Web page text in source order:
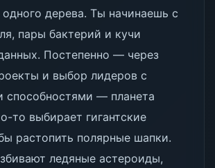
дерева. Ты начинаешь с
пары бактерий и кучи
Постепенно — через
и выбор лидеров с
способностями — планета
то выбирает гигантские
растопить полярные шапки.
ледяные астероиды,